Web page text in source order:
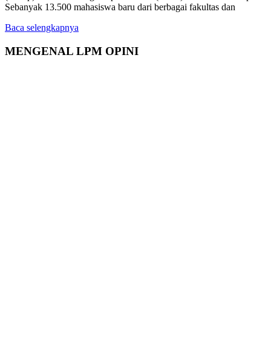
Sebanyak 13.500 mahasiswa baru dari berbagai fakultas dan
Baca selengkapnya
MENGENAL LPM OPINI